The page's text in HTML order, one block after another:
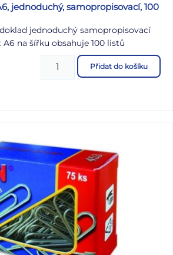
jednoduchý, samopropisovací, 100
jednoduchý samopropisovací
na šířku obsahuje 100 listů
se zakládacím děrováním
Přidat do košíku